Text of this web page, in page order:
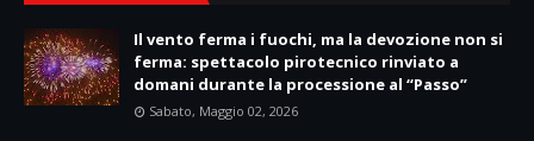
Il vento ferma i fuochi, ma la devozione non si
ferma: spettacolo pirotecnico rinviato a
domani durante la processione al “Passo”
Sabato, Maggio 02, 2026